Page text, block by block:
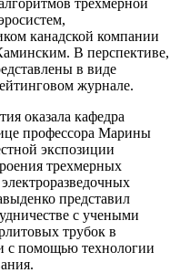
канадской компании
В перспективе,
в виде
журнале.
оказала кафедра
профессора Марины
экспозиции
трехмерных
представил
с учеными
трубок в
с помощью технологии